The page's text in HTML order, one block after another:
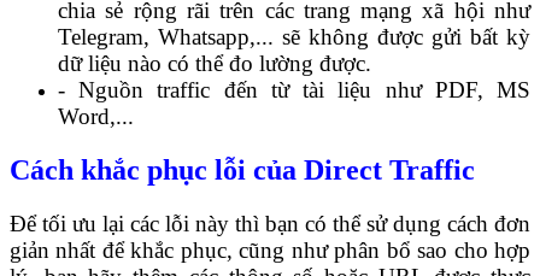
chia sẻ rộng rãi trên các trang mạng xã hội như
Telegram, Whatsapp,... sẽ không được gửi bất kỳ
dữ liệu nào có thể đo lường được.
- Nguồn traffic đến từ tài liệu như PDF, MS
Word,...
Cách khắc phục lỗi của Direct Traffic
Để tối ưu lại các lỗi này thì bạn có thể sử dụng cách đơn
giản nhất để khắc phục, cũng như phân bổ sao cho hợp